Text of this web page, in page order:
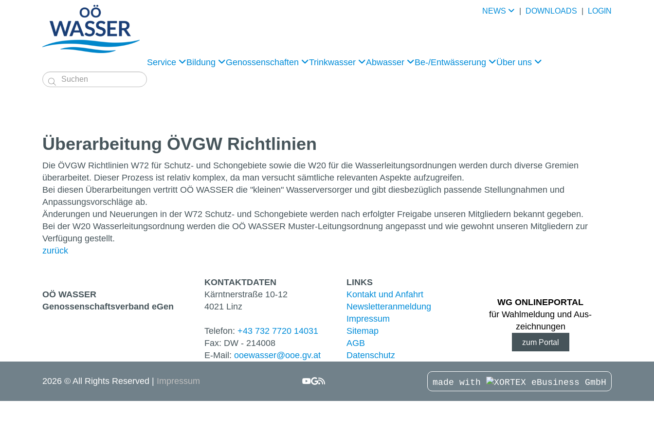
NEWS DOWNLOADS LOGIN
Service Bildung Genossenschaften Trinkwasser Abwasser Be-/Entwässerung Über uns

Überarbeitung ÖVGW Richtlinien
Die ÖVGW Richtlinien W72 für Schutz- und Schongebiete sowie die W20 für die Wasserleitungsordnungen werden durch diverse Gremien
überarbeitet. Dieser Prozess ist relativ komplex, da man versucht sämtliche relevanten Aspekte aufzugreifen.
Bei diesen Überarbeitungen vertritt OÖ WASSER die "kleinen" Wasserversorger und gibt diesbezüglich passende Stellungnahmen und
Anpassungsvorschläge ab.
Änderungen und Neuerungen in der W72 Schutz- und Schongebiete werden nach erfolgter Freigabe unseren Mitgliedern bekannt gegeben.
Bei der W20 Wasserleitungsordnung werden die OÖ WASSER Muster-Leitungsordnung angepasst und wie gewohnt unseren Mitgliedern zur
Verfügung gestellt.
zurück
OÖ WASSER
Genossen­schaftsverband eGen
KONTAKT­DATEN
Kärntnerstraße 10-12
4021 Linz
Telefon: +43 732 7720 14031
Fax: DW - 214008
E-Mail: ooewasser@ooe.gv.at
LINKS
Kontakt und Anfahrt
Newsletter­anmeldung
Impressum
Sitemap
AGB
Datenschutz
WG ONLINE­PORTAL
für Wahl­meldung und Aus­
zeichnungen
zum Portal
2026 © All Rights Reserved Impressum made with